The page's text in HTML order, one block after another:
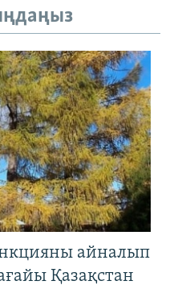
айналып
Қазақстан